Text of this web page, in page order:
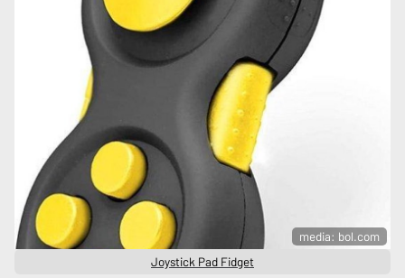
media: bol.com
Joystick Pad Fidget